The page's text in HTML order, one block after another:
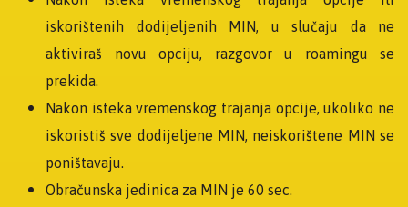
iskorištenih dodijeljenih MIN, u slučaju da ne
aktiviraš novu opciju, razgovor u roamingu se
prekida.
Nakon isteka vremenskog trajanja opcije, ukoliko ne
iskoristiš sve dodijeljene MIN, neiskorištene MIN se
poništavaju.
Obračunska jedinica za MIN je 60 sec.